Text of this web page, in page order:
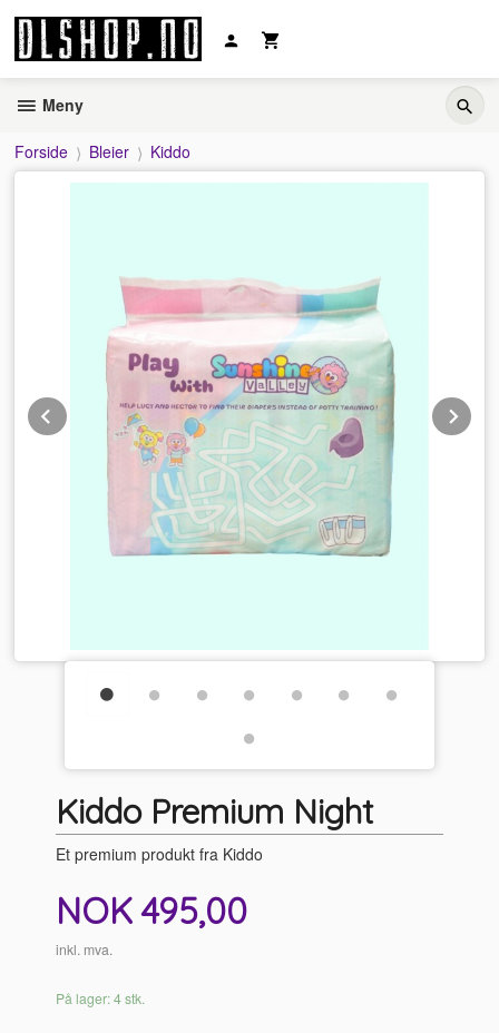
innholdet
Meny
Forside Bleier Kiddo
Prev
Kiddo Premium Night
Et premium produkt fra Kiddo
Pris
NOK495,00
inkl. mva.
På lager: 4 stk.